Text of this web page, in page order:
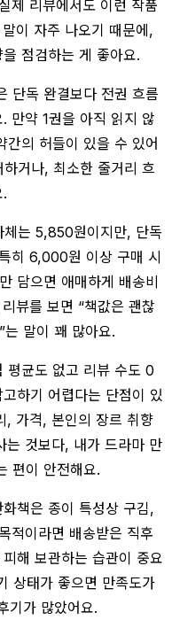
제 리뷰에서도 이런 작품
이 자주 나오기 때문에,
점검하는 게 좋아요.
단독 완결보다 전권 흐름
만약 1권을 아직 읽지 않
간의 허들이 있을 수 있어
거나, 최소한 줄거리 흐
체는 5,850원이지만, 단독
히 6,000원 이상 구매 시
담으면 애매하게 배송비
뷰를 보면 “책값은 괜찮
는 말이 꽤 많아요.
평균도 없고 리뷰 수도 0
하기 어렵다는 단점이 있
, 가격, 본인의 장르 취향
는 것보다, 내가 드라마 만
편이 안전해요.
화책은 종이 특성상 구김,
적이라면 배송받은 직후
해 보관하는 습관이 중요
상태가 좋으면 만족도가
기가 많았어요.